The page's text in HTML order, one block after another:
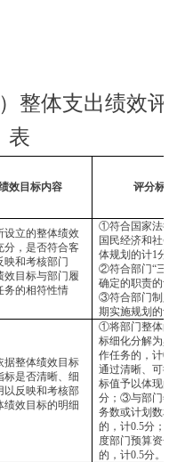
整体支出绩效评
表
效目标内容 评分标准
设立的整体绩效
分，是否符合客
映和考核部门
效目标与部门履
务的相符性情
①符合国家法律
国民经济和社会
体规划的计1分
②符合部门“三
确定的职责的计
③符合部门制定
期实施规划的计
据整体绩效目标
标是否清晰、细
以反映和考核部
绩效目标的明细
①将部门整体的
标细化分解为具
作任务的，计
通过清晰、可衡
标值予以体现的
分；③与部门年
务数或计划数相
的，计0.5分；
度部门预算资金
的，计0.5分。